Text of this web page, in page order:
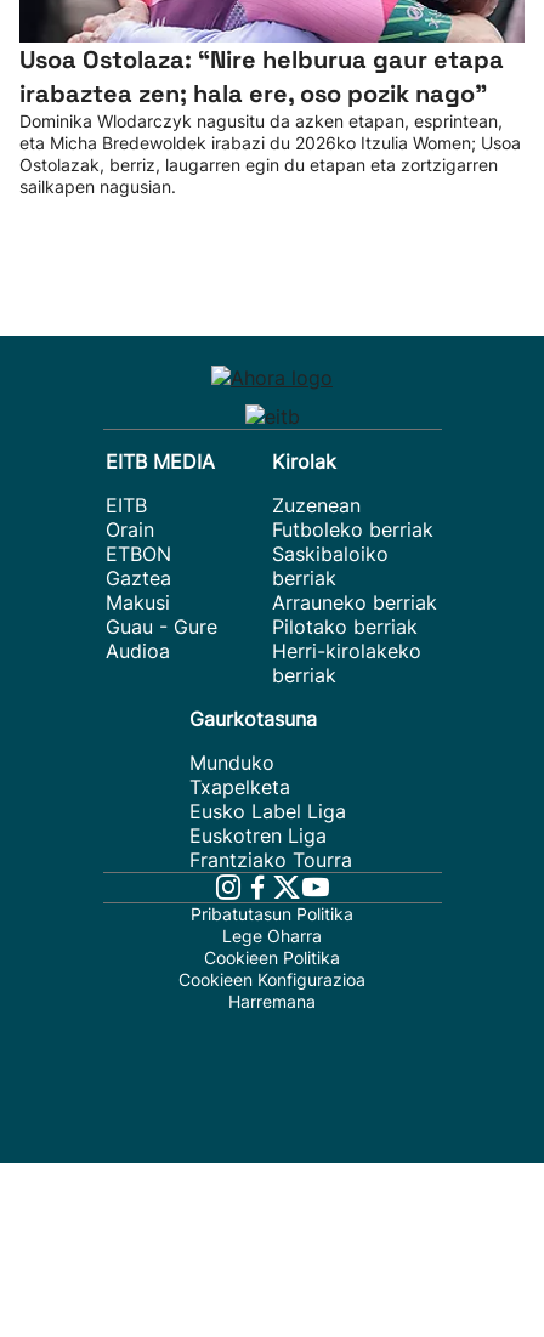
Usoa Ostolaza: “Nire helburua gaur etapa
irabaztea zen; hala ere, oso pozik nago”
Dominika Wlodarczyk nagusitu da azken etapan, esprintean,
eta Micha Bredewoldek irabazi du 2026ko Itzulia Women; Usoa
Ostolazak, berriz, laugarren egin du etapan eta zortzigarren
sailkapen nagusian.
EITB MEDIA
EITB
Orain
ETBON
Gaztea
Makusi
Guau - Gure
Audioa
Kirolak
Zuzenean
Futboleko berriak
Saskibaloiko
berriak
Arrauneko berriak
Pilotako berriak
Herri-kirolakeko
berriak
Gaurkotasuna
Munduko
Txapelketa
Eusko Label Liga
Euskotren Liga
Frantziako Tourra
Pribatutasun Politika
Lege Oharra
Cookieen Politika
Cookieen Konfigurazioa
Harremana